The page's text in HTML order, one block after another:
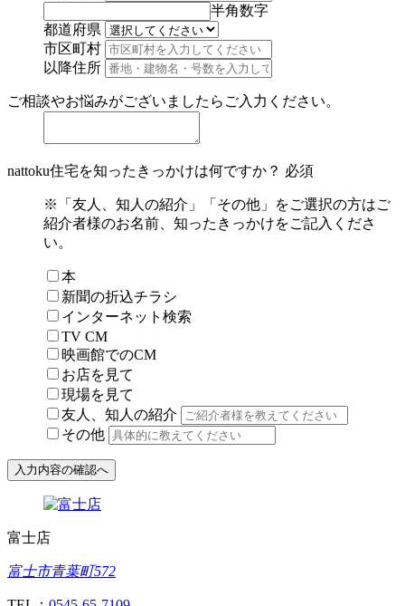
半角数字
都道府県
市区町村
以降住所
ご相談やお悩みがございましたらご入力ください。
nattoku住宅を知ったきっかけは何ですか？ 必須
※「友人、知人の紹介」「その他」をご選択の方はご
紹介者様のお名前、知ったきっかけをご記入くださ
い。
本
新聞の折込チラシ
インターネット検索
TV CM
映画館でのCM
お店を見て
現場を見て
友人、知人の紹介
その他
富士店
富士市青葉町572